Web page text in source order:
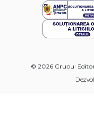
© 2026 Grupul